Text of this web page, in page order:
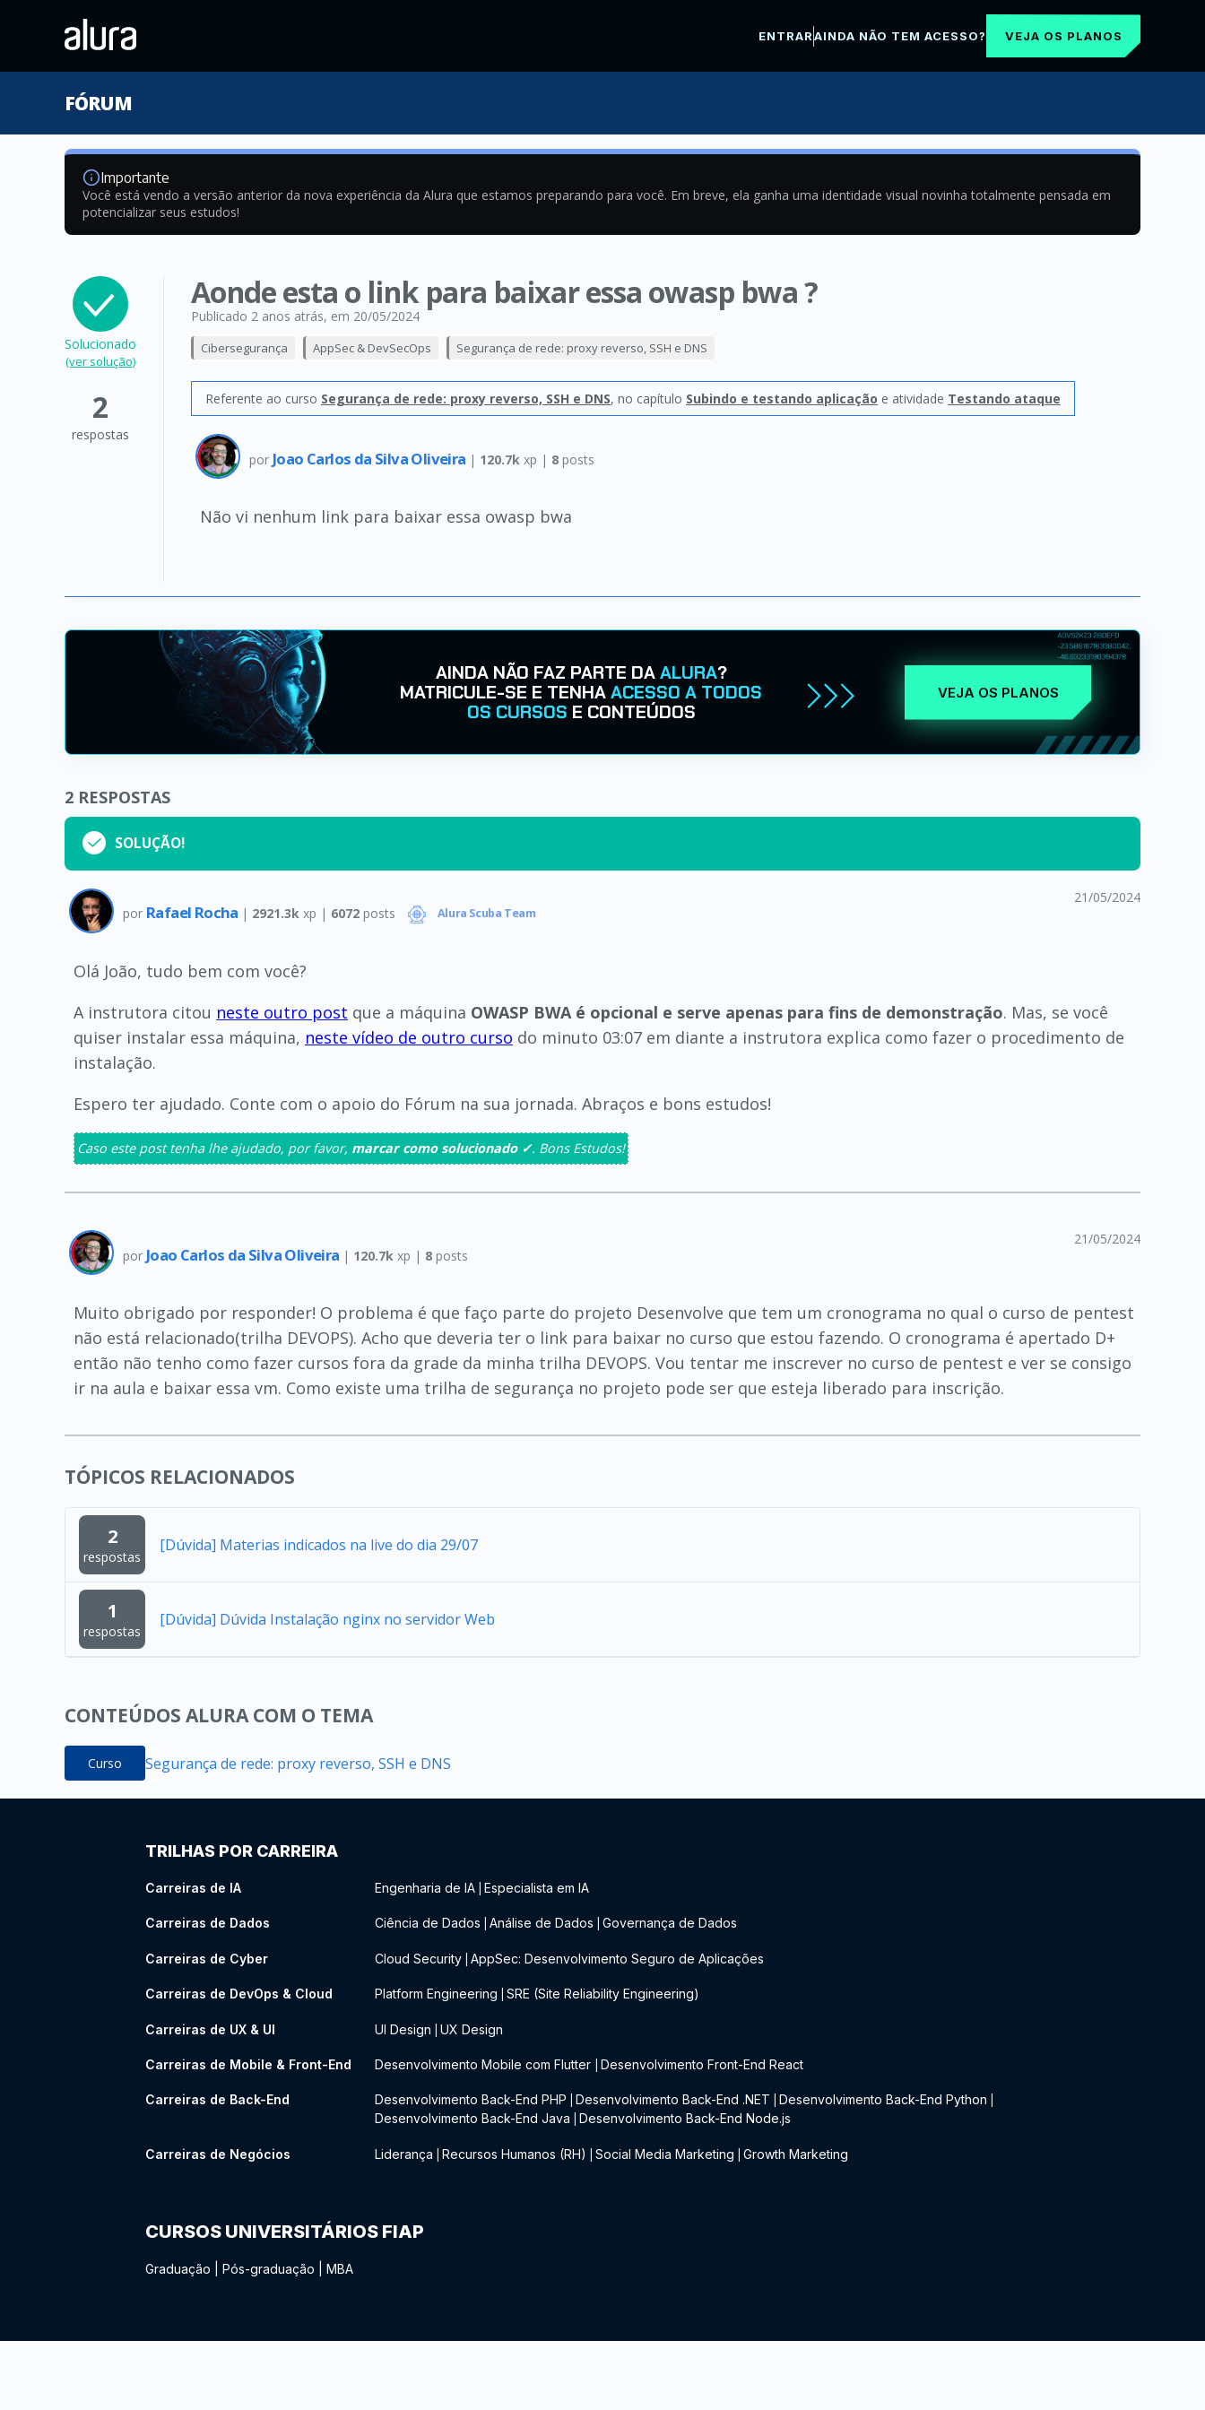
ENTRARAINDA NÃO TEM ACESSO? VEJA OS PLANOS
FÓRUM
Importante
Você está vendo a versão anterior da nova experiência da Alura que estamos preparando para você. Em breve, ela ganha uma identidade visual novinha totalmente pensada em
potencializar seus estudos!
Solucionado
(ver solução)
2
respostas
Aonde esta o link para baixar essa owasp bwa ?
Publicado 2 anos atrás, em 20/05/2024
Cibersegurança AppSec & DevSecOps Segurança de rede: proxy reverso, SSH e DNS
Referente ao curso Segurança de rede: proxy reverso, SSH e DNS, no capítulo Subindo e testando aplicação e atividade Testando ataque
por Joao Carlos da Silva Oliveira | 120.7k xp | 8 posts
Não vi nenhum link para baixar essa owasp bwa
AINDA NÃO FAZ PARTE DAALURA?
MATRICULE-SE E TENHAACESSO A TODOS
OS CURSOS E CONTEÚDOS
VEJA OS PLANOS
2 RESPOSTAS
SOLUÇÃO!
por Rafael Rocha | 2921.3k xp | 6072 posts Alura Scuba Team
21/05/2024
Olá João, tudo bem com você?
A instrutora citou neste outro post que a máquina OWASP BWA é opcional e serve apenas para fins de demonstração. Mas, se você
quiser instalar essa máquina, neste vídeo de outro curso do minuto 03:07 em diante a instrutora explica como fazer o procedimento de
instalação.
Espero ter ajudado. Conte com o apoio do Fórum na sua jornada. Abraços e bons estudos!
Caso este post tenha lhe ajudado, por favor, marcar como solucionado ✓. Bons Estudos!
por Joao Carlos da Silva Oliveira | 120.7k xp | 8 posts
21/05/2024
Muito obrigado por responder! O problema é que faço parte do projeto Desenvolve que tem um cronograma no qual o curso de pentest
não está relacionado(trilha DEVOPS). Acho que deveria ter o link para baixar no curso que estou fazendo. O cronograma é apertado D+
então não tenho como fazer cursos fora da grade da minha trilha DEVOPS. Vou tentar me inscrever no curso de pentest e ver se consigo
ir na aula e baixar essa vm. Como existe uma trilha de segurança no projeto pode ser que esteja liberado para inscrição.
TÓPICOS RELACIONADOS
2
respostas
[Dúvida] Materias indicados na live do dia 29/07
1
respostas
[Dúvida] Dúvida Instalação nginx no servidor Web
CONTEÚDOS ALURA COM O TEMA
Curso Segurança de rede: proxy reverso, SSH e DNS
TRILHAS POR CARREIRA
Carreiras de IA Engenharia de IA Especialista em IA
Carreiras de Dados Ciência de Dados Análise de Dados Governança de Dados
Carreiras de Cyber Cloud Security AppSec: Desenvolvimento Seguro de Aplicações
Carreiras de DevOps & Cloud Platform Engineering SRE (Site Reliability Engineering)
Carreiras de UX & UI UI Design UX Design
Carreiras de Mobile & Front-End Desenvolvimento Mobile com Flutter Desenvolvimento Front-End React
Carreiras de Back-End Desenvolvimento Back-End PHP Desenvolvimento Back-End .NET Desenvolvimento Back-End Python
Desenvolvimento Back-End Java Desenvolvimento Back-End Node.js
Carreiras de Negócios Liderança Recursos Humanos (RH) Social Media Marketing Growth Marketing
CURSOS UNIVERSITÁRIOS FIAP
Graduação Pós-graduação MBA